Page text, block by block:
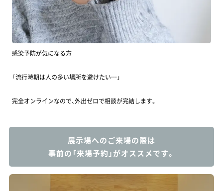
感染予防が気になる方
「流行時期は人の多い場所を避けたい…」
完全オンラインなので、外出ゼロで相談が完結します。
展示場へのご来場の際は
事前の「来場予約」がオススメです。